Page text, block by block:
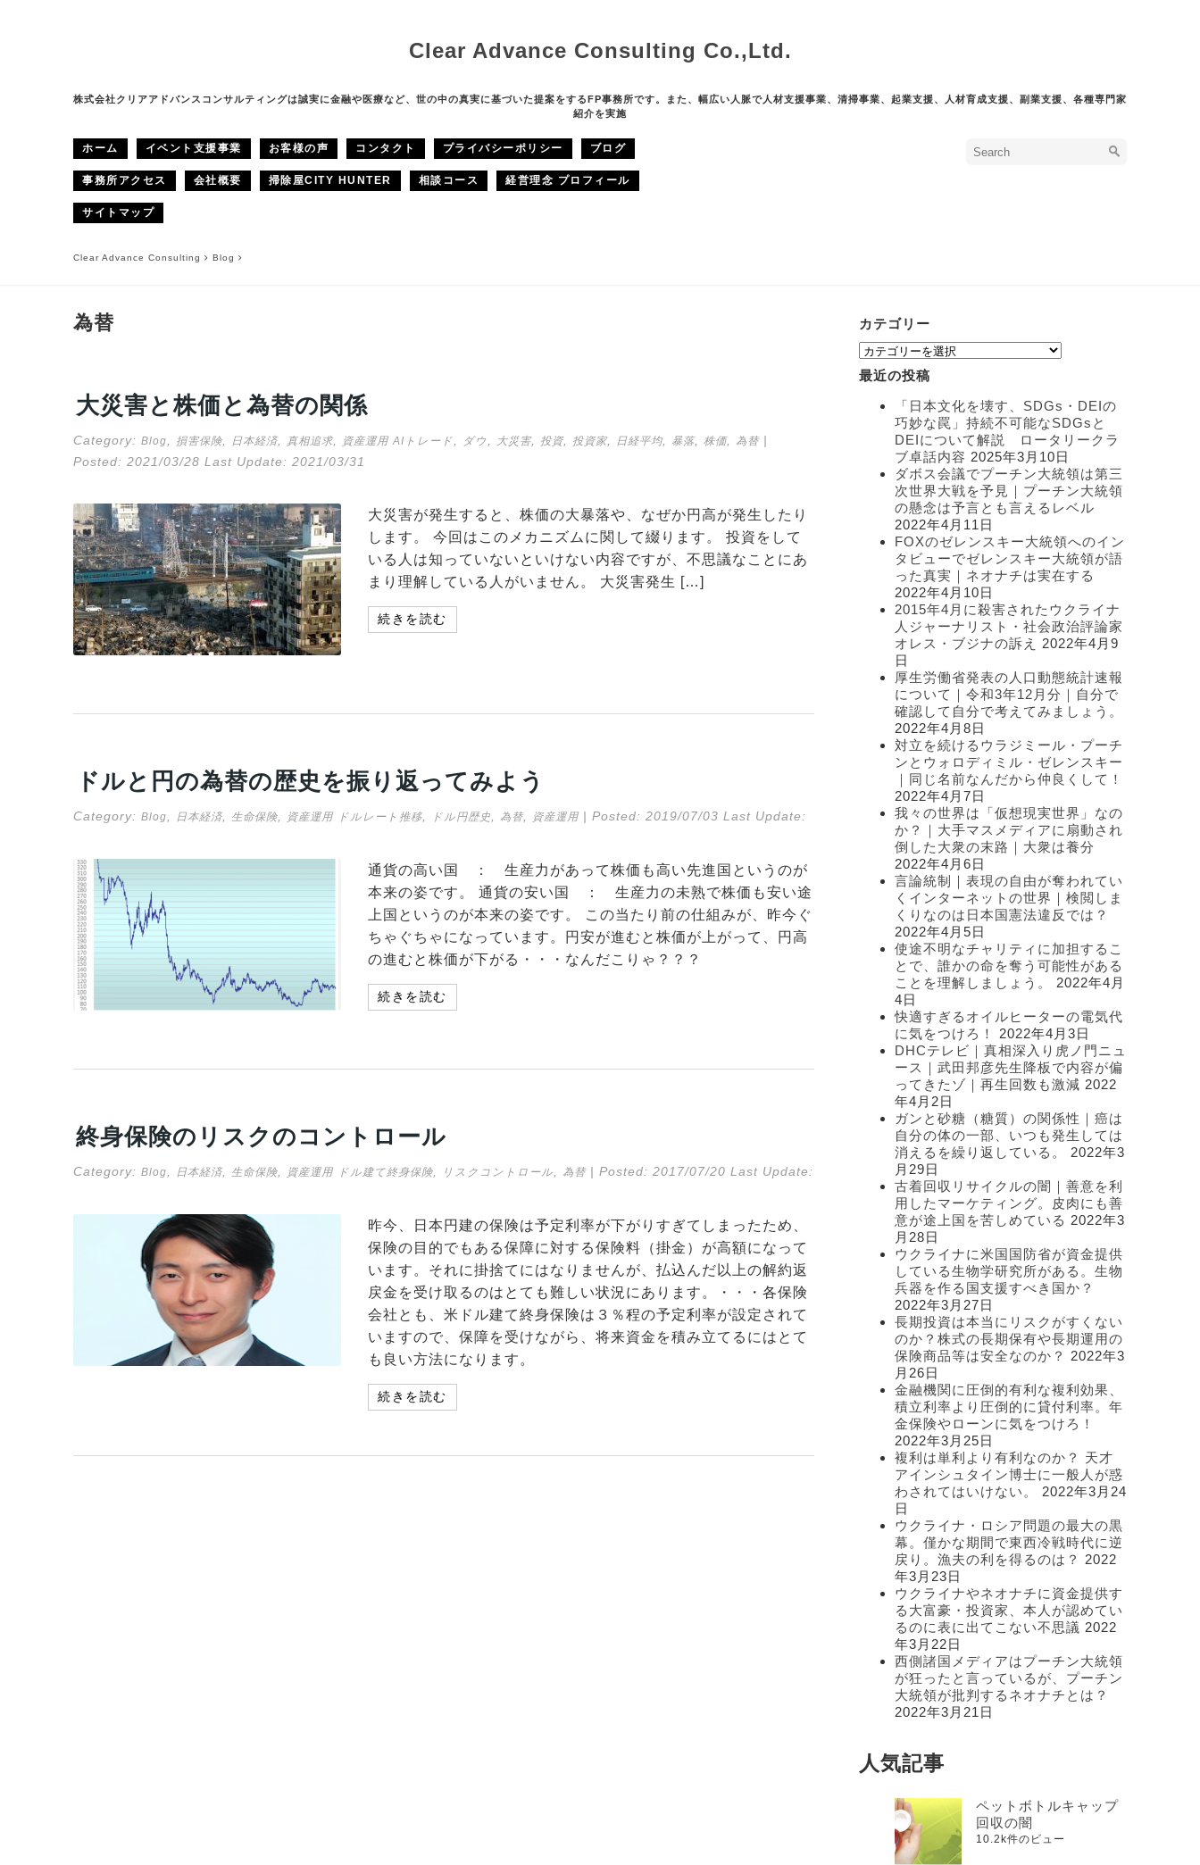
Clear Advance Consulting Co.,Ltd.
株式会社クリアアドバンスコンサルティングは誠実に金融や医療など、世の中の真実に基づいた提案をするFP事務所です。また、幅広い人脈で人材支援事業、清掃事業、起業支援、人材育成支援、副業支援、各種専門家
紹介を実施
ホーム イベント支援事業 お客様の声 コンタクト プライバシーポリシー ブログ
事務所アクセス 会社概要 掃除屋CITY HUNTER 相談コース 経営理念 プロフィール
サイトマップ
Clear Advance Consulting Blog
為替
大災害と株価と為替の関係
Category: Blog 損害保険 日本経済 真相追求, 資産運用 AIトレード ダウ 大災害, 投資 投資家, 日経平均 暴落, 株価, 為替|
Posted: 2021/03/28 Last Update: 2021/03/31
大災害が発生すると、株価の大暴落や、なぜか円高が発生したり
します。 今回はこのメカニズムに関して綴ります。 投資をして
いる人は知っていないといけない内容ですが、不思議なことにあ
まり理解している人がいません。 大災害発生 […]
続きを読む
ドルと円の為替の歴史を振り返ってみよう
Category: Blog 日本経済 生命保険 資産運用 ドルレート推移 ドル円歴史 為替, 資産運用 | Posted: 2019/07/03 Last Update:
通貨の高い国 ： 生産力があって株価も高い先進国というのが
本来の姿です。 通貨の安い国 ： 生産力の未熟で株価も安い途
上国というのが本来の姿です。 この当たり前の仕組みが、昨今ぐ
ちゃぐちゃになっています。円安が進むと株価が上がって、円高
の進むと株価が下がる・・・なんだこりゃ？？？
続きを読む
終身保険のリスクのコントロール
Category: Blog 日本経済 生命保険 資産運用 ドル建て終身保険 リスクコントロール 為替| Posted: 2017/07/20 Last Update:
昨今、日本円建の保険は予定利率が下がりすぎてしまったため、
保険の目的でもある保障に対する保険料（掛金）が高額になって
います。それに掛捨てにはなりませんが、払込んだ以上の解約返
戻金を受け取るのはとても難しい状況にあります。・・・各保険
会社とも、米ドル建て終身保険は３％程の予定利率が設定されて
いますので、保障を受けながら、将来資金を積み立てるにはとて
も良い方法になります。
続きを読む
カテゴリー
カ
テ
ゴ
最近の投稿
「日本文化を壊す、SDGs・DEIの
巧妙な罠」持続不可能なSDGsと
DEIについて解説 ロータリークラ
ブ卓話内容 2025年3月10日
ダボス会議でプーチン大統領は第三
次世界大戦を予見｜プーチン大統領
の懸念は予言とも言えるレベル
2022年4月11日
FOXのゼレンスキー大統領へのイン
タビューでゼレンスキー大統領が語
った真実｜ネオナチは実在する
2022年4月10日
2015年4月に殺害されたウクライナ
人ジャーナリスト・社会政治評論家
オレス・ブジナの訴え
2022年4月9
日
厚生労働省発表の人口動態統計速報
について｜令和3年12月分｜自分で
確認して自分で考えてみましょう。
2022年4月8日
対立を続けるウラジミール・プーチ
ンとウォロディミル・ゼレンスキー
｜同じ名前なんだから仲良くして！
2022年4月7日
我々の世界は「仮想現実世界」なの
か？｜大手マスメディアに扇動され
倒した大衆の末路｜大衆は養分
2022年4月6日
言論統制｜表現の自由が奪われてい
くインターネットの世界｜検閲しま
くりなのは日本国憲法違反では？
2022年4月5日
使途不明なチャリティに加担するこ
とで、誰かの命を奪う可能性がある
ことを理解しましょう。
2022年4月
4日
快適すぎるオイルヒーターの電気代
に気をつけろ！
2022年4月3日
DHCテレビ｜真相深入り虎ノ門ニュ
ース｜武田邦彦先生降板で内容が偏
ってきたゾ｜再生回数も激減 2022
年4月2日
ガンと砂糖（糖質）の関係性｜癌は
自分の体の一部、いつも発生しては
消えるを繰り返している。
2022年3
月29日
古着回収リサイクルの闇｜善意を利
用したマーケティング。皮肉にも善
意が途上国を苦しめている 2022年3
月28日
ウクライナに米国国防省が資金提供
している生物学研究所がある。生物
兵器を作る国支援すべき国か？
2022年3月27日
長期投資は本当にリスクがすくない
のか？株式の長期保有や長期運用の
保険商品等は安全なのか？
2022年3
月26日
金融機関に圧倒的有利な複利効果、
積立利率より圧倒的に貸付利率。年
金保険やローンに気をつけろ！
2022年3月25日
複利は単利より有利なのか？ 天才
アインシュタイン博士に一般人が惑
わされてはいけない。
2022年3月24
日
ウクライナ・ロシア問題の最大の黒
幕。僅かな期間で東西冷戦時代に逆
戻り。漁夫の利を得るのは？
2022
年3月23日
ウクライナやネオナチに資金提供す
る大富豪・投資家、本人が認めてい
るのに表に出てこない不思議 2022
年3月22日
西側諸国メディアはプーチン大統領
が狂ったと言っているが、プーチン
大統領が批判するネオナチとは？
2022年3月21日
人気記事
ペットボトルキャップ
回収の闇
10.2k件のビュー